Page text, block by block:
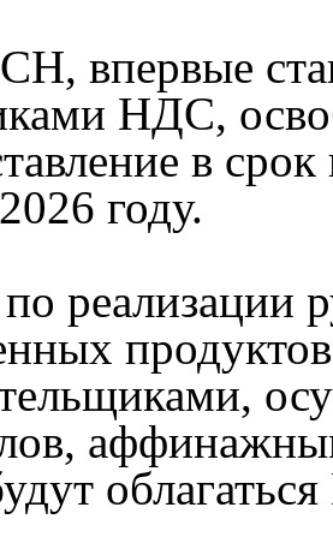
впервые
НДС,
в
году.
реализации